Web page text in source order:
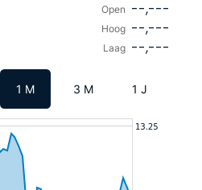
Open --,---
Hoog --,---
Laag --,---
1 M 3 M 1 J